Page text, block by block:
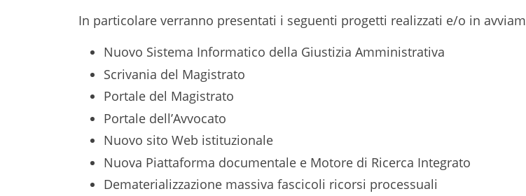
In particolare verranno presentati i seguenti progetti realizzati e/o in
Nuovo Sistema Informatico della Giustizia Amministrativa
Scrivania del Magistrato
Portale del Magistrato
Portale dell’Avvocato
Nuovo sito Web istituzionale
Nuova Piattaforma documentale e Motore di Ricerca Integrato
Dematerializzazione massiva fascicoli ricorsi processuali